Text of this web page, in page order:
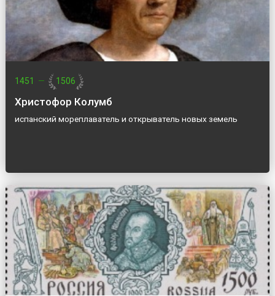
1451 — 1506
Христофор Колумб
испанский мореплаватель и открыватель новых земель